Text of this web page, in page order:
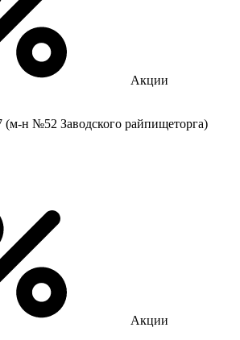
Акции
(м-н №52 Заводского райпищеторга)
Акции